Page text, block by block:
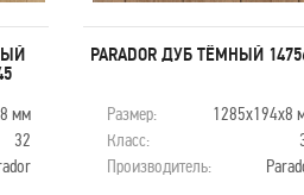
мм
32
PARADOR ДУБ ТЁМНЫЙ
Размер:
1285х194х8
Класс:
Производитель: